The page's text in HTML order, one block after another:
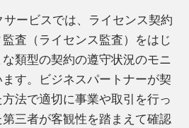
ービスでは、ライセンス契約
査（ライセンス監査）をはじ
類型の契約の遵守状況のモニ
す。ビジネスパートナーが契
法で適切に事業や取引を行っ
三者が客観性を踏まえて確認